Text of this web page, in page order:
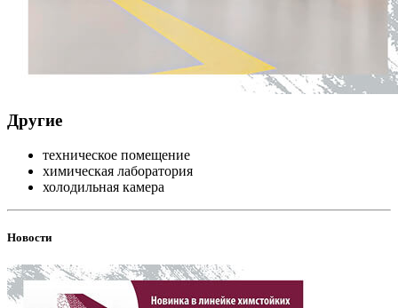
Другие
техническое помещение
химическая лаборатория
холодильная камера
Новости